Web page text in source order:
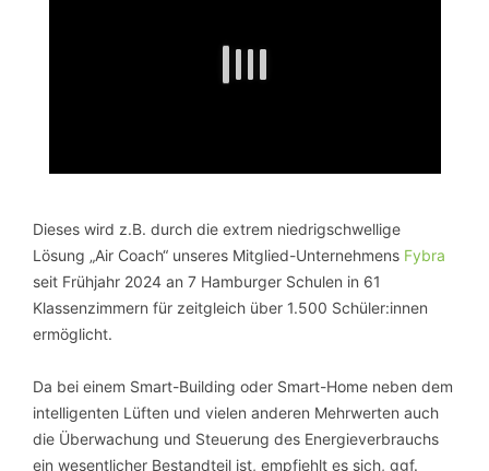
Dieses wird z.B. durch die extrem niedrigschwellige
Lösung „Air Coach“ unseres Mitglied-Unternehmens Fybra
seit Frühjahr 2024 an 7 Hamburger Schulen in 61
Klassenzimmern für zeitgleich über 1.500 Schüler:innen
ermöglicht.
Da bei einem Smart-Building oder Smart-Home neben dem
intelligenten Lüften und vielen anderen Mehrwerten auch
die Überwachung und Steuerung des Energieverbrauchs
ein wesentlicher Bestandteil ist, empfiehlt es sich, ggf.